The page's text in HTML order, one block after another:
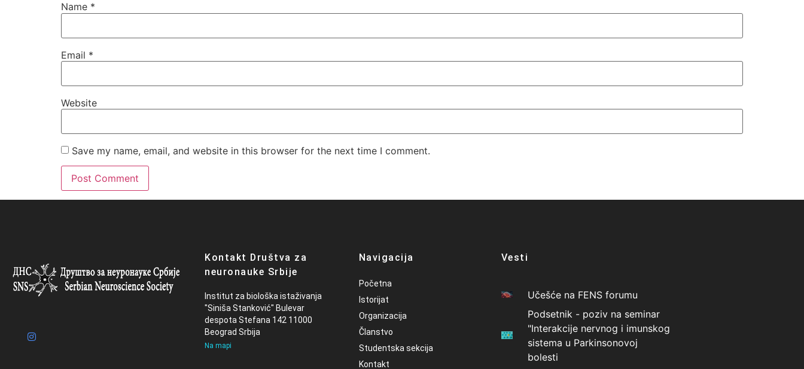
Name *
Email *
Website
Save my name, email, and website in this browser for the next time I comment.
Kontakt Društva za
neuronauke Srbije
Institut za biološka istaživanja
"Siniša Stanković" Bulevar
despota Stefana 142 11000
Beograd Srbija
Na mapi
Navigacija
Početna
Istorijat
Organizacija
Članstvo
Studentska sekcija
Kontakt
Vesti
Učešće na FENS forumu
Podsetnik - poziv na seminar
"Interakcije nervnog i imunskog
sistema u Parkinsonovoj
bolesti